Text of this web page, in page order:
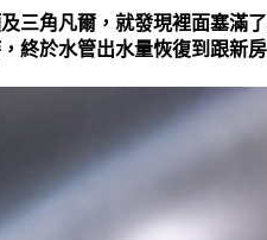
角凡爾，就發現裡面塞滿
終於水管出水量恢復到跟新